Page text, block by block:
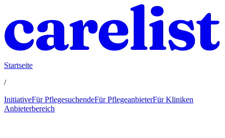
Startseite
/
InitiativeFür PflegesuchendeFür PflegeanbieterFür Kliniken
Anbieterbereich